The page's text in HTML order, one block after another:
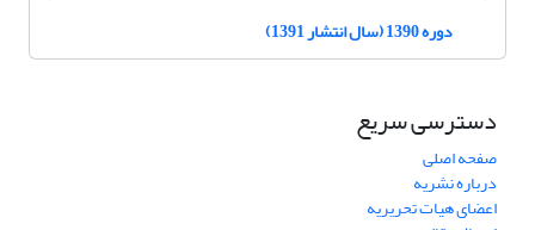
دوره 1390 (سال انتشار 1391)
دسترسی سریع
صفحه اصلی
درباره نشریه
اعضای هیات تحریریه